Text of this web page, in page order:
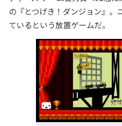
の『とつげき！ダンジョン』。
ているという放置ゲームだ。